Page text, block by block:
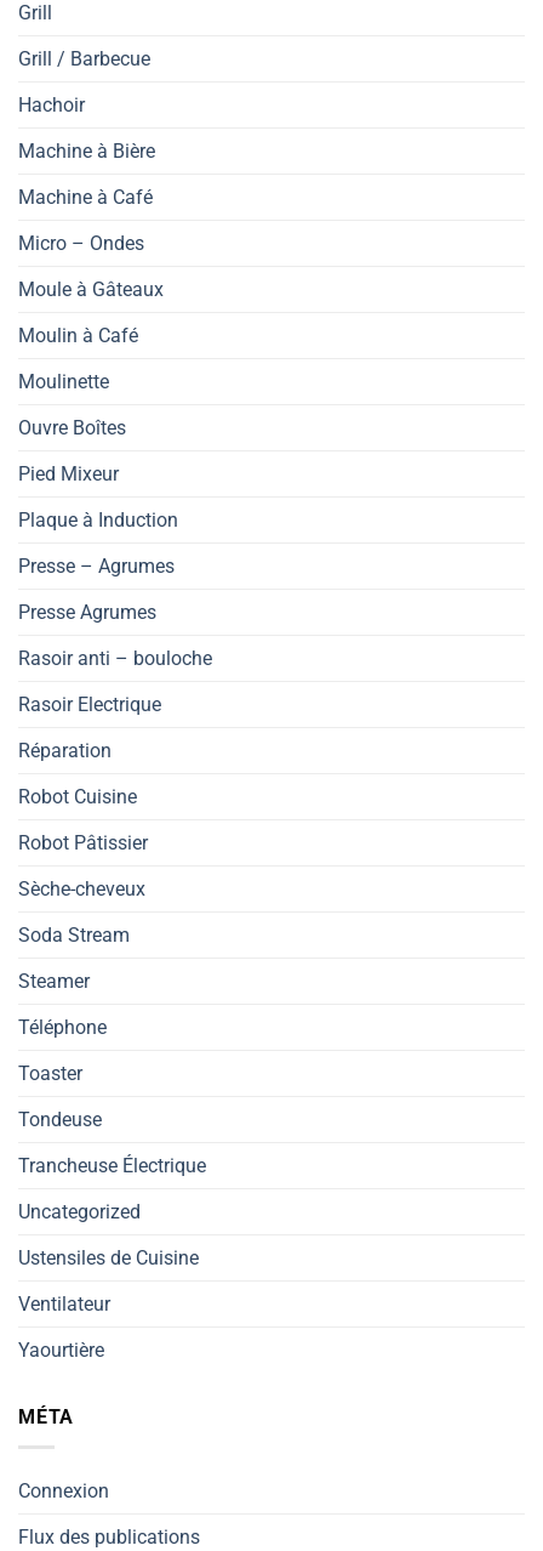
Grill
Grill / Barbecue
Hachoir
Machine à Bière
Machine à Café
Micro – Ondes
Moule à Gâteaux
Moulin à Café
Moulinette
Ouvre Boîtes
Pied Mixeur
Plaque à Induction
Presse – Agrumes
Presse Agrumes
Rasoir anti – bouloche
Rasoir Electrique
Réparation
Robot Cuisine
Robot Pâtissier
Sèche-cheveux
Soda Stream
Steamer
Téléphone
Toaster
Tondeuse
Trancheuse Électrique
Uncategorized
Ustensiles de Cuisine
Ventilateur
Yaourtière
MÉTA
Connexion
Flux des publications